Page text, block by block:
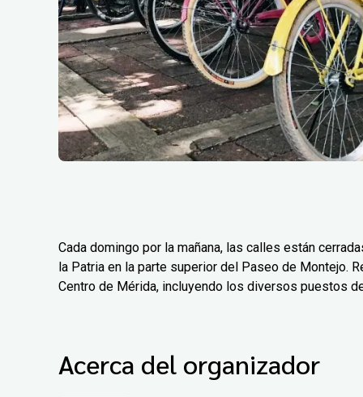
Cada domingo por la mañana, las calles están
la Patria en la parte superior del Paseo de Montejo.
Centro de Mérida, incluyendo los diversos puestos
Acerca del organizador